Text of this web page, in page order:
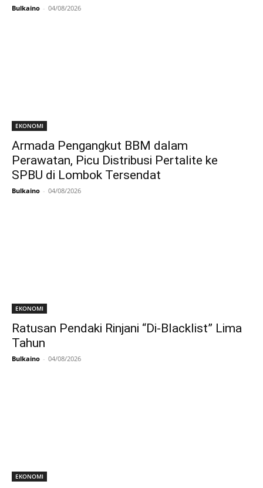
Bulkaino - 04/08/2026
EKONOMI
Armada Pengangkut BBM dalam
Perawatan, Picu Distribusi Pertalite ke
SPBU di Lombok Tersendat
Bulkaino - 04/08/2026
EKONOMI
Ratusan Pendaki Rinjani “Di-Blacklist” Lima
Tahun
Bulkaino - 04/08/2026
EKONOMI